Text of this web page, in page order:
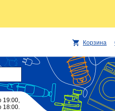
Корзина
19:00,
18:00.